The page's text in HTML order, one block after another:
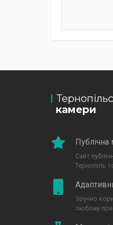
камери
Публічна
Сайт
Тернопіль
Зручно
любому